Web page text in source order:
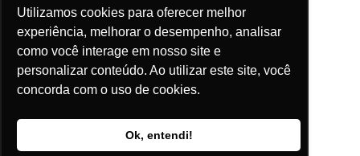
Utilizamos cookies para oferecer melhor
experiência, melhorar o desempenho, analisar
como você interage em nosso site e
personalizar conteúdo. Ao utilizar este site, você
concorda com o uso de cookies.
Ok, entendi!